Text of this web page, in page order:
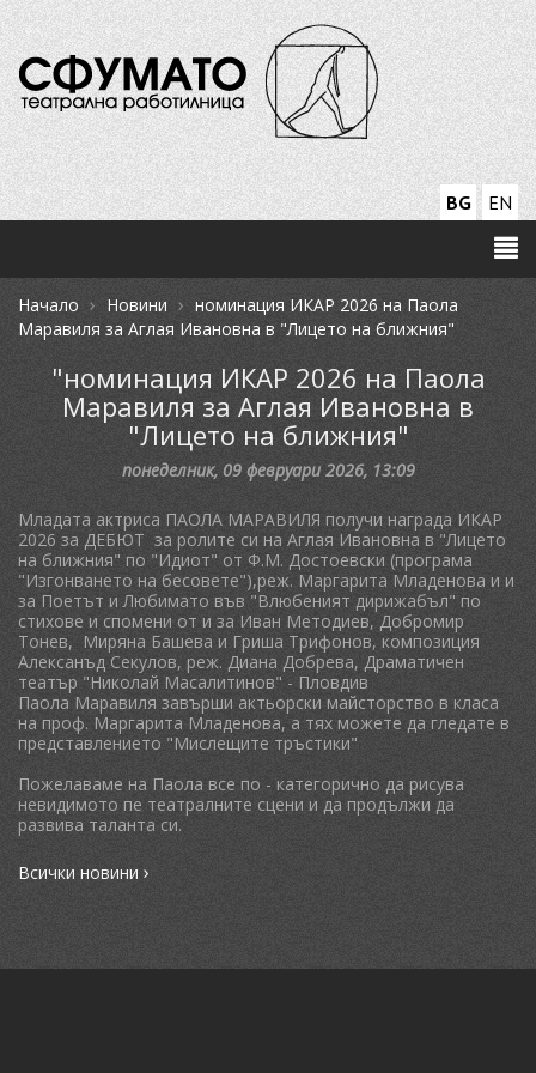
EN
BG
Начало › Новини › номинация ИКАР 2026 на Паола
Маравиля за Аглая Ивановна в "Лицето на ближния"
"номинация ИКАР 2026 на Паола
Маравиля за Аглая Ивановна в
"Лицето на ближния"
понеделник, 09 февруари 2026, 13:09
Младата актриса ПАОЛА МАРАВИЛЯ получи награда ИКАР
2026 за ДЕБЮТ за ролите си на Аглая Ивановна в "Лицето
на ближния" по "Идиот" от Ф.М. Достоевски (програма
"Изгонването на бесовете"),реж. Маргарита Младенова и и
за Поетът и Любимато във "Влюбеният дирижабъл" по
стихове и спомени от и за Иван Методиев, Добромир
Тонев, Миряна Башева и Гриша Трифонов, композиция
Алексанъд Секулов, реж. Диана Добрева, Драматичен
театър "Николай Масалитинов" - Пловдив
Паола Маравиля завърши актьорски майсторство в класа
на проф. Маргарита Младенова, а тях можете да гледате в
представлението "Мислещите тръстики"
Пожелаваме на Паола все по - категорично да рисува
невидимото пе театралните сцени и да продължи да
развива таланта си.
Всички новини ›